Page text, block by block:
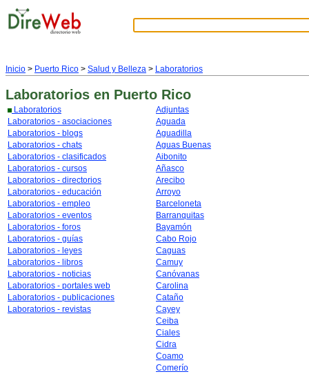
Inicio > Puerto Rico > Salud y Belleza > Laboratorios
Laboratorios en Puerto Rico
Laboratorios
Laboratorios - asociaciones
Laboratorios - blogs
Laboratorios - chats
Laboratorios - clasificados
Laboratorios - cursos
Laboratorios - directorios
Laboratorios - educación
Laboratorios - empleo
Laboratorios - eventos
Laboratorios - foros
Laboratorios - guías
Laboratorios - leyes
Laboratorios - libros
Laboratorios - noticias
Laboratorios - portales web
Laboratorios - publicaciones
Laboratorios - revistas
Adjuntas
Aguada
Aguadilla
Aguas Buenas
Aibonito
Añasco
Arecibo
Arroyo
Barceloneta
Barranquitas
Bayamón
Cabo Rojo
Caguas
Camuy
Canóvanas
Carolina
Cataño
Cayey
Ceiba
Ciales
Cidra
Coamo
Comerío